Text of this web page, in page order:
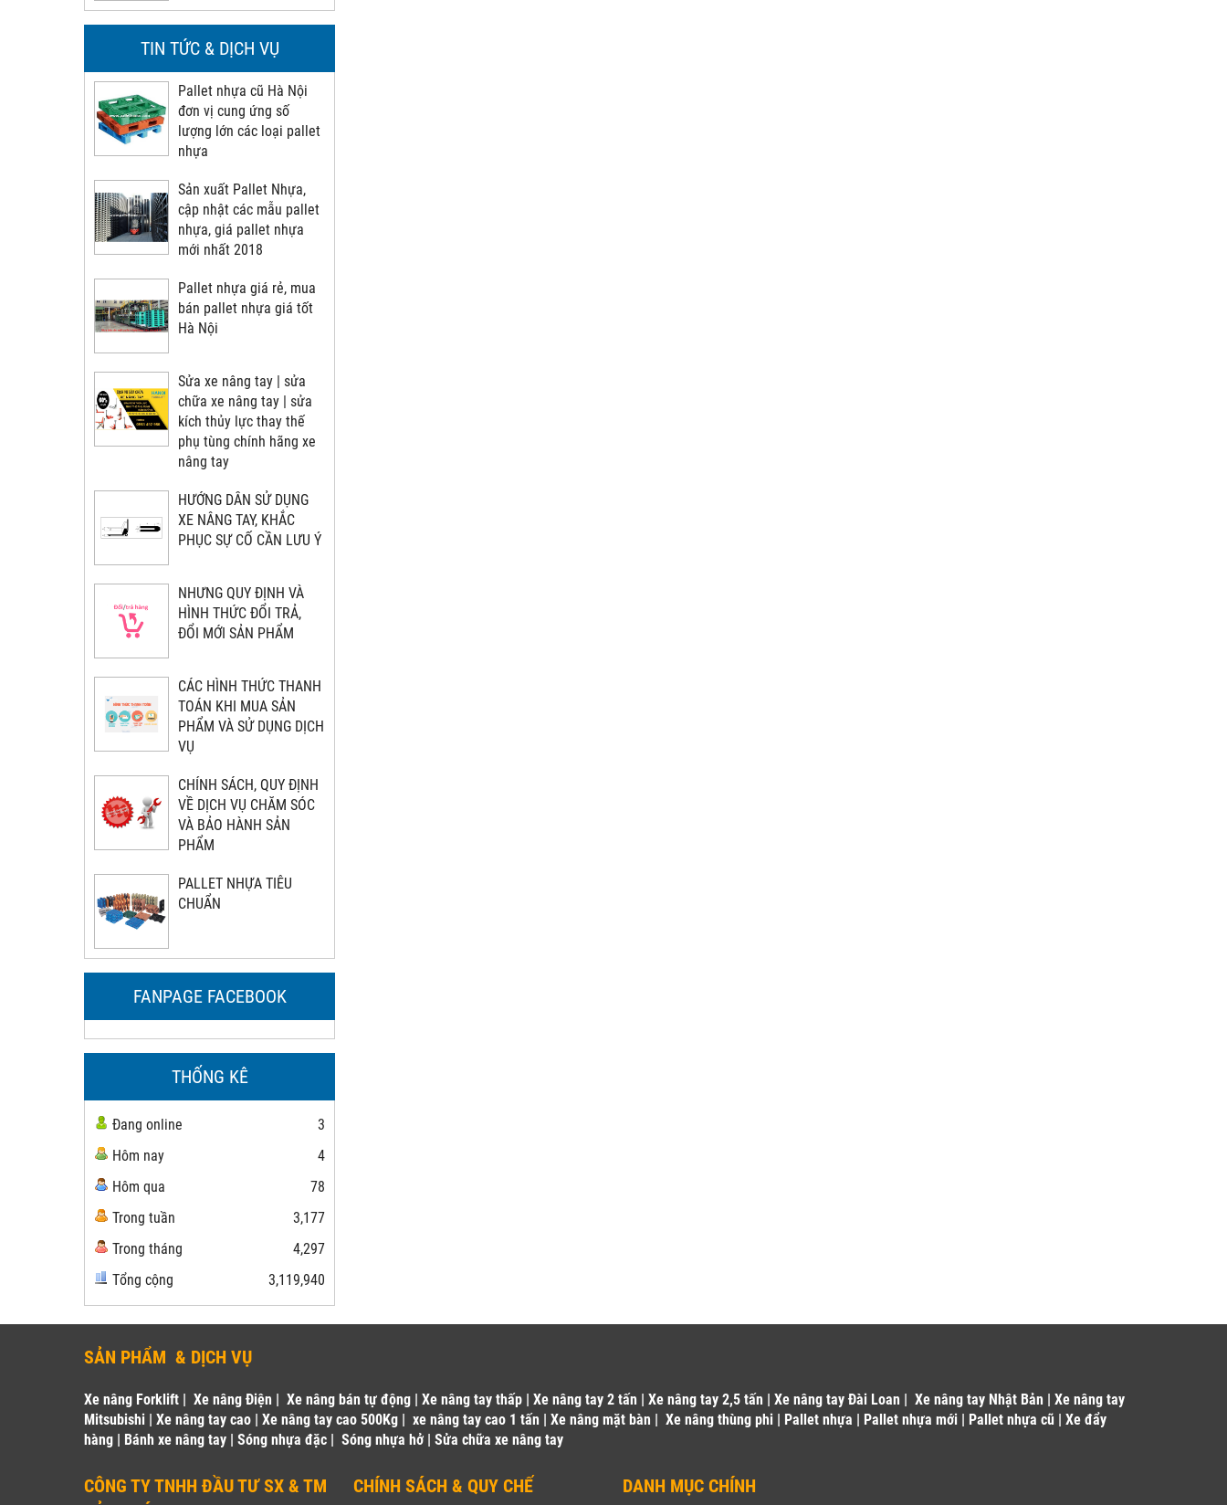
TIN TỨC & DỊCH VỤ
Pallet nhựa cũ Hà Nội
đơn vị cung ứng số
lượng lớn các loại pallet
nhựa
Sản xuất Pallet Nhựa,
cập nhật các mẫu pallet
nhựa, giá pallet nhựa
mới nhất 2018
Pallet nhựa giá rẻ, mua
bán pallet nhựa giá tốt
Hà Nội
Sửa xe nâng tay | sửa
chữa xe nâng tay | sửa
kích thủy lực thay thế
phụ tùng chính hãng xe
nâng tay
HƯỚNG DẪN SỬ DỤNG
XE NÂNG TAY, KHẮC
PHỤC SỰ CỐ CẦN LƯU Ý
NHƯNG QUY ĐỊNH VÀ
HÌNH THỨC ĐỔI TRẢ,
ĐỔI MỚI SẢN PHẨM
CÁC HÌNH THỨC THANH
TOÁN KHI MUA SẢN
PHẨM VÀ SỬ DỤNG DỊCH
VỤ
CHÍNH SÁCH, QUY ĐỊNH
VỀ DỊCH VỤ CHĂM SÓC
VÀ BẢO HÀNH SẢN
PHẨM
PALLET NHỰA TIÊU
CHUẨN
FANPAGE FACEBOOK
THỐNG KÊ
Đang online
3
Hôm nay
4
Hôm qua
78
Trong tuần
3,177
Trong tháng
4,297
Tổng cộng
3,119,940
SẢN PHẨM & DỊCH VỤ
Xe nâng Forklift Xe nâng Điện Xe nâng bán tự động Xe nâng tay thấp Xe nâng tay 2 tấn Xe nâng tay 2,5 tấn Xe nâng tay Đài Loan Xe nâng tay Nhật Bản
Xe nâng tay
Mitsubishi
Xe nâng tay cao Xe nâng tay cao 500Kg xe nâng tay cao 1 tấn Xe nâng mặt bàn Xe nâng thùng phi Pallet nhựa Pallet nhựa mới Pallet nhựa cũ
Xe đẩy
hàng
Bánh xe nâng tay Sóng nhựa đặc Sóng nhựa hở Sửa chữa xe nâng tay
CÔNG TY TNHH ĐẦU TƯ SX & TM
CHÍNH SÁCH & QUY CHẾ DANH MỤC CHÍNH